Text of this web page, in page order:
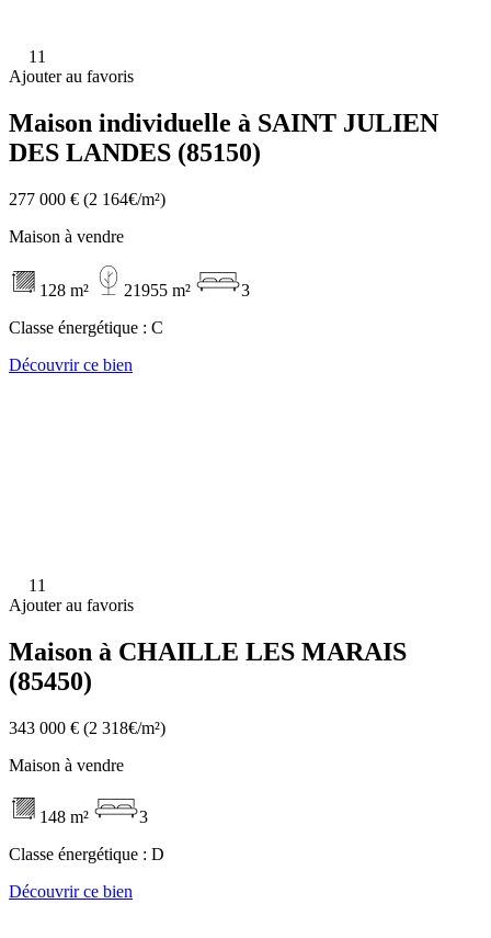
11
Ajouter au favoris
Maison individuelle à SAINT JULIEN
DES LANDES (85150)
277 000 € (2 164€/m²)
Maison à vendre
128 m² 21955 m²
3
Classe énergétique : C
Découvrir ce bien
11
Ajouter au favoris
Maison à CHAILLE LES MARAIS
(85450)
343 000 € (2 318€/m²)
Maison à vendre
148 m²
3
Classe énergétique : D
Découvrir ce bien